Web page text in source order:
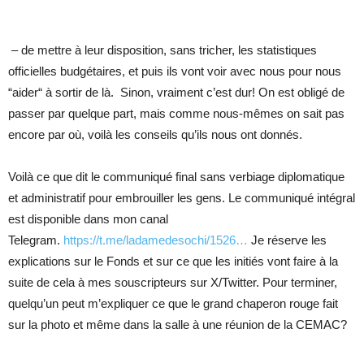
– de mettre à leur disposition, sans tricher, les statistiques
officielles budgétaires, et puis ils vont voir avec nous pour nous
“aider“ à sortir de là. Sinon, vraiment c’est dur! On est obligé de
passer par quelque part, mais comme nous-mêmes on sait pas
encore par où, voilà les conseils qu’ils nous ont donnés.
Voilà ce que dit le communiqué final sans verbiage diplomatique
et administratif pour embrouiller les gens. Le communiqué intégral
est disponible dans mon canal
Telegram. https://t.me/ladamedesochi/1526… Je réserve les
explications sur le Fonds et sur ce que les initiés vont faire à la
suite de cela à mes souscripteurs sur X/Twitter. Pour terminer,
quelqu’un peut m’expliquer ce que le grand chaperon rouge fait
sur la photo et même dans la salle à une réunion de la CEMAC?